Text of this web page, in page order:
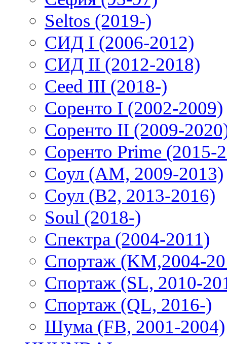
Seltos (2019-)
СИД I (2006-2012)
СИД II (2012-2018)
Ceed III (2018-)
Соренто I (2002-2009)
Соренто II (2009-
Соренто Prime (2015-
Соул (AM, 2009-2013)
Соул (B2, 2013-2016)
Soul (2018-)
Спектра (2004-2011)
Спортаж (KM,2004-
Спортаж (SL, 2010-
Спортаж (QL, 2016-)
Шума (FB, 2001-2004)